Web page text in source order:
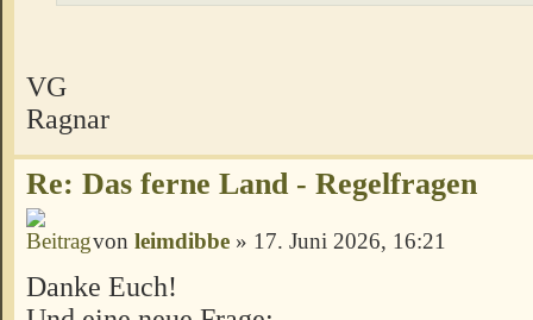
VG
Ragnar
Re: Das ferne Land - Regelfragen
von leimdibbe » 17. Juni 2026, 16:21
Danke Euch!